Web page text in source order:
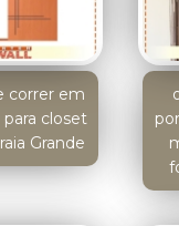
correr em
para closet
Grande